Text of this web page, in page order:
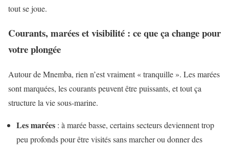
tout se joue.
Courants, marées et visibilité : ce que ça change pour
votre plongée
Autour de Mnemba, rien n’est vraiment « tranquille ». Les marées
sont marquées, les courants peuvent être puissants, et tout ça
structure la vie sous-marine.
Les marées : à marée basse, certains secteurs deviennent trop
peu profonds pour être visités sans marcher ou donner des